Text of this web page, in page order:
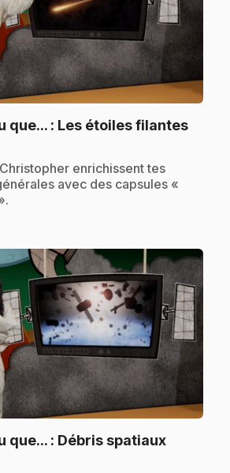
que... : Les étoiles filantes.
enrichissent tes
avec des capsules «
que... : Débris spatiaux.